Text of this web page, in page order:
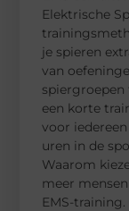
Elektrische
je spieren
van
een korte
voor
uren in de
Waarom
meer
EMS-